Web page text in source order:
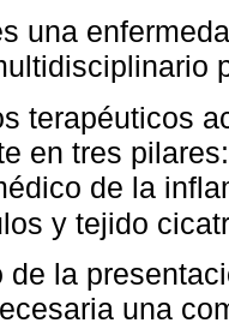
una
terapéuticos
en tres
de la
y tejido
de la
una